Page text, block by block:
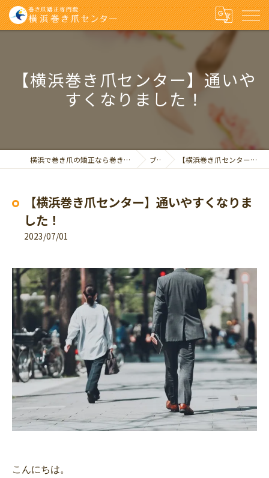
【横浜巻き爪センター】通いや
すくなりました！
横浜で巻き爪の矯正なら巻き爪矯正専門院 横浜巻き爪センター ブログ 【横浜巻き爪センター】通いやすくなりました！
【横浜巻き爪センター】通いやすくなりま
した！
2023/07/01
こんにちは。